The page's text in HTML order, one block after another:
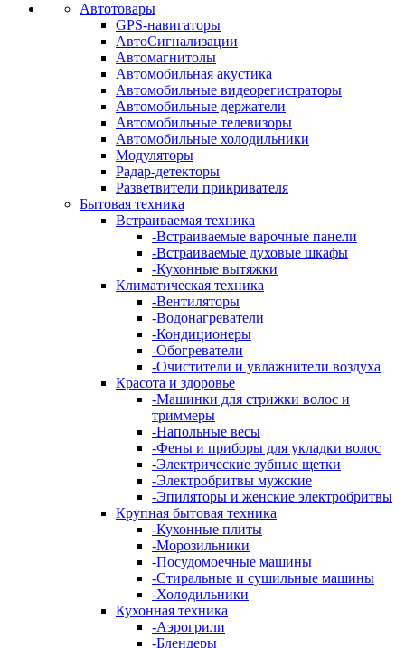
Автотовары
GPS-навигаторы
АвтоСигнализации
Автомагнитолы
Автомобильная акустика
Автомобильные видеорегистраторы
Автомобильные держатели
Автомобильные телевизоры
Автомобильные холодильники
Модуляторы
Радар-детекторы
Разветвители прикривателя
Бытовая техника
Встраиваемая техника
-Встраиваемые варочные панели
-Встраиваемые духовые шкафы
-Кухонные вытяжки
Климатическая техника
-Вентиляторы
-Водонагреватели
-Кондиционеры
-Обогреватели
-Очистители и увлажнители воздуха
Красота и здоровье
-Машинки для стрижки волос и
триммеры
-Напольные весы
-Фены и приборы для укладки волос
-Электрические зубные щетки
-Электробритвы мужские
-Эпиляторы и женские электробритвы
Крупная бытовая техника
-Кухонные плиты
-Морозильники
-Посудомоечные машины
-Стиральные и сушильные машины
-Холодильники
Кухонная техника
-Аэрогрили
-Блендеры